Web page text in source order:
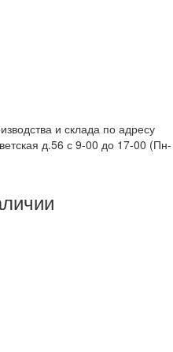
и склада по адресу
д.56 с 9-00 до 17-00 (Пн-